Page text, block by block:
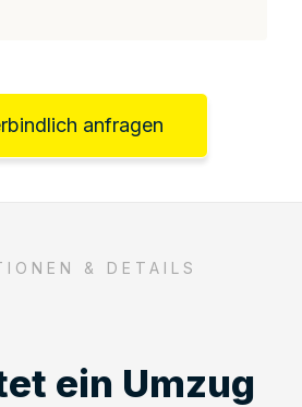
anfragen
& DETAILS
ein Umzug